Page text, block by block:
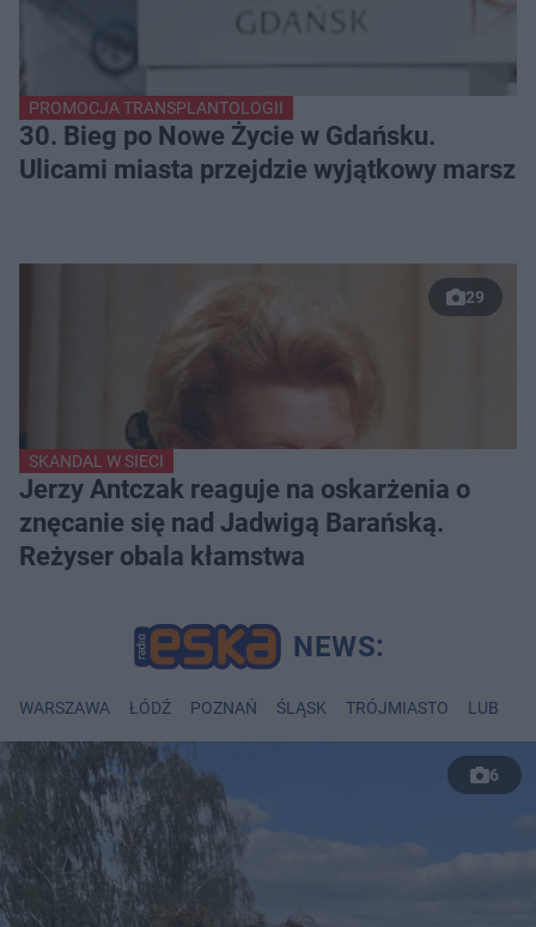
PROMOCJA TRANSPLANTOLOGII
30. Bieg po Nowe Życie w Gdańsku.
Ulicami miasta przejdzie wyjątkowy marsz
29
SKANDAL W SIECI
Jerzy Antczak reaguje na oskarżenia o
znęcanie się nad Jadwigą Barańską.
Reżyser obala kłamstwa
WARSZAWA ŁÓDŹ POZNAŃ ŚLĄSK TRÓJMIASTO LUBLIN
6